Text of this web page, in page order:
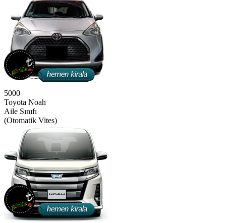
5000
Toyota Noah
Aile Sınıfı
(Otomatik Vites)